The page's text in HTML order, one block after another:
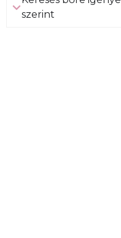
szerint